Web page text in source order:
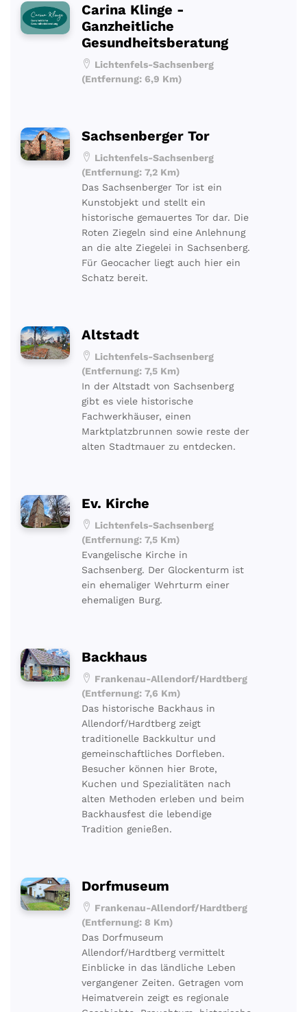
Carina Klinge -
Ganzheitliche
Gesundheitsberatung
Lichtenfels-Sachsenberg
(Entfernung: 6,9 Km)
Sachsenberger Tor
Lichtenfels-Sachsenberg
(Entfernung: 7,2 Km)
Das Sachsenberger Tor ist ein
Kunstobjekt und stellt ein
historische gemauertes Tor dar. Die
Roten Ziegeln sind eine Anlehnung
an die alte Ziegelei in Sachsenberg.
Für Geocacher liegt auch hier ein
Schatz bereit.
Altstadt
Lichtenfels-Sachsenberg
(Entfernung: 7,5 Km)
In der Altstadt von Sachsenberg
gibt es viele historische
Fachwerkhäuser, einen
Marktplatzbrunnen sowie reste der
alten Stadtmauer zu entdecken.
Ev. Kirche
Lichtenfels-Sachsenberg
(Entfernung: 7,5 Km)
Evangelische Kirche in
Sachsenberg. Der Glockenturm ist
ein ehemaliger Wehrturm einer
ehemaligen Burg.
Backhaus
Frankenau-Allendorf/Hardtberg
(Entfernung: 7,6 Km)
Das historische Backhaus in
Allendorf/Hardtberg zeigt
traditionelle Backkultur und
gemeinschaftliches Dorfleben.
Besucher können hier Brote,
Kuchen und Spezialitäten nach
alten Methoden erleben und beim
Backhausfest die lebendige
Tradition genießen.
Dorfmuseum
Frankenau-Allendorf/Hardtberg
(Entfernung: 8 Km)
Das Dorfmuseum
Allendorf/Hardtberg vermittelt
Einblicke in das ländliche Leben
vergangener Zeiten. Getragen vom
Heimatverein zeigt es regionale